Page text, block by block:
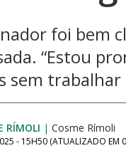
foi bem
“Estou
sem trabalhar
RÍMOLI | Cosme Rímoli
- 15H50 (ATUALIZADO EM